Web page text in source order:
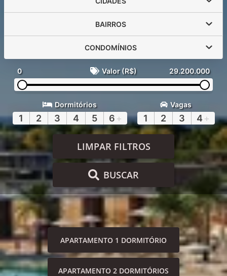
BAIRROS
CONDOMÍNIOS
0 Valor (R$) 29.200.000
Dormitórios
1 2 3 4 5 6 +
Vagas
1 2 3 4 +
LIMPAR FILTROS
BUSCAR
APARTAMENTO 1 DORMITÓRIO
APARTAMENTO 2 DORMITÓRIOS